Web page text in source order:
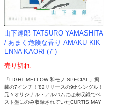
山下達郎 TATSURO YAMASHITA
/ あまく危険な香り AMAKU KIK
ENNA KAORI (7")
売り切れ
「LIGHT MELLOW 和モノ SPECIAL」掲
載の7インチ！'82リリースの9thシングル！
元々オリジナル・アルバムには未収録でベ
スト盤にのみ収録されていたCURTIS MAY